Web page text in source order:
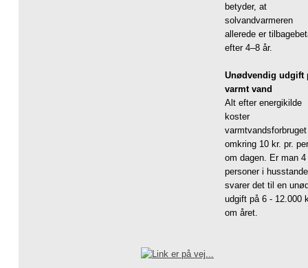
betyder, at
solvandvarmeren
allerede er
efter 4–8 år.
Unødvendig udgift
varmt vand
Alt efter energikilde
koster
varmtvandsforbruget
omkring 10 kr. pr.
om dagen. Er man 4
personer i
svarer det til en
udgift på 6 - 12.000
om året.